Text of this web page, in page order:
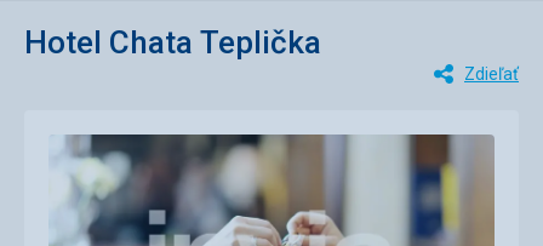
Hotel Chata Teplička
Zdieľať